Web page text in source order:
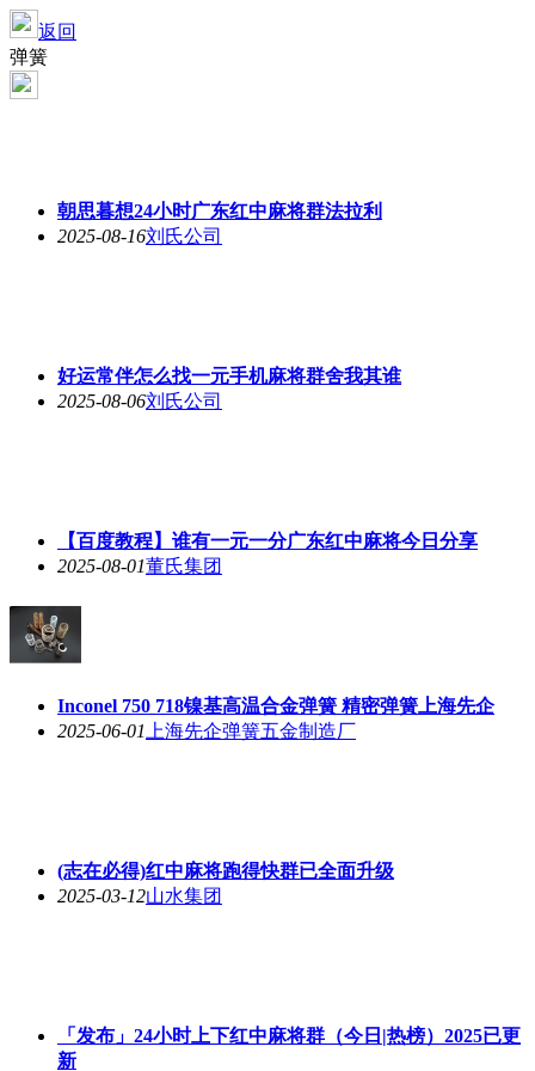
返回
弹簧
朝思暮想24小时广东红中麻将群法拉利
2025-08-16刘氏公司
好运常伴怎么找一元手机麻将群舍我其谁
2025-08-06刘氏公司
【百度教程】谁有一元一分广东红中麻将今日分享
2025-08-01董氏集团
Inconel 750 718镍基高温合金弹簧 精密弹簧上海先企
2025-06-01 上海先企弹簧五金制造厂
(志在必得)红中麻将跑得快群已全面升级
2025-03-12山水集团
「发布」24小时上下红中麻将群（今日|热榜）2025已更
新